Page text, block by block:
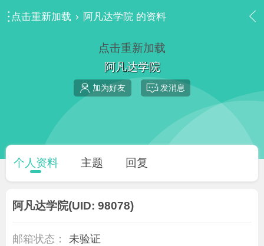
点击重新加载 › 阿凡达学院 的资料
点击重新加载
阿凡达学院
加为好友 发消息
个人资料 主题 回复
阿凡达学院(UID: 98078)
邮箱状态： 未验证